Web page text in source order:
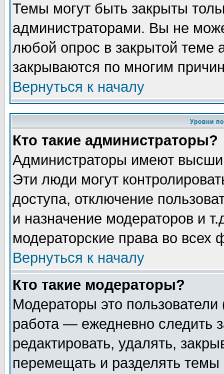
Темы могут быть закрыты
администраторами. Вы не
любой опрос в закрытой теме
закрываются по многим
Вернуться к началу
Уровни
Кто такие администраторы?
Администраторы имеют
Эти люди могут
доступа, отключение
и назначение модераторов и
модераторские права во всех
Вернуться к началу
Кто такие модераторы?
Модераторы это
работа — ежедневно следить
редактировать, удалять,
перемещать и разделять